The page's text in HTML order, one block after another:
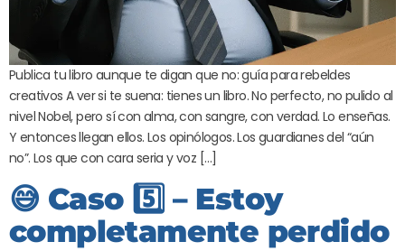
Publica tu libro aunque te digan que no: guía para rebeldes
creativos A ver si te suena: tienes un libro. No perfecto, no pulido al
nivel Nobel, pero sí con alma, con sangre, con verdad. Lo enseñas.
Y entonces llegan ellos. Los opinólogos. Los guardianes del “aún
no”. Los que con cara seria y voz […]
😅 Caso 5️⃣ – Estoy
completamente perdido